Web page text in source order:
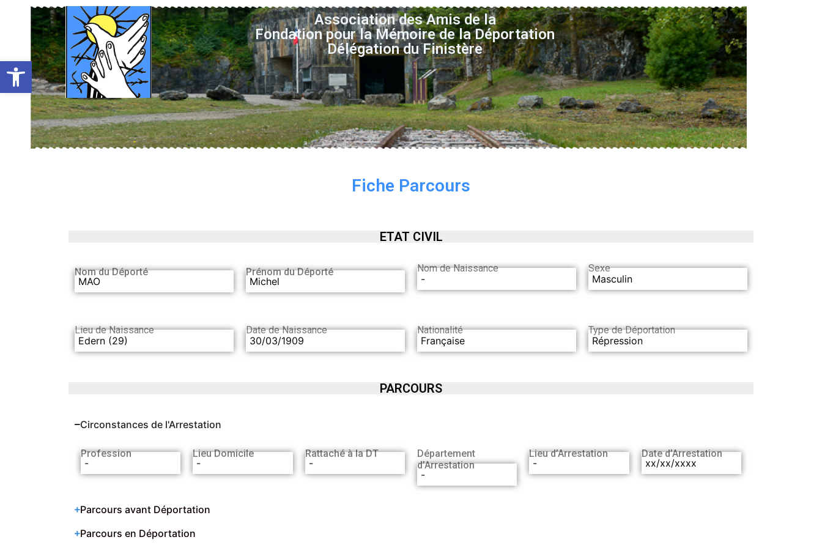
Ouvrir la barre d’outils
Association des Amis de la
Fondation pour la Mémoire de la Déportation
Délégation du Finistère
Fiche Parcours
ETAT CIVIL
Nom du Déporté
MAO
Prénom du Déporté
Michel
Nom de Naissance
-
Sexe
Masculin
Lieu de Naissance
Edern (29)
Date de Naissance
30/03/1909
Nationalité
Française
Type de Déportation
Répression
PARCOURS
Circonstances de l'Arrestation
Profession
-
Lieu Domicile
-
Rattaché à la DT
-
Département
d’Arrestation
-
Lieu d’Arrestation
-
Date d’Arrestation
xx/xx/xxxx
Parcours avant Déportation
Parcours en Déportation